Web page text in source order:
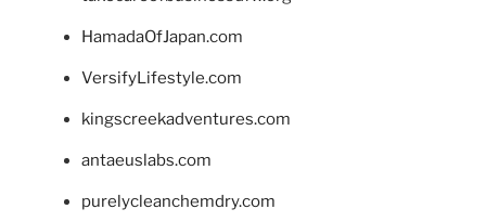
HamadaOfJapan.com
VersifyLifestyle.com
kingscreekadventures.com
antaeuslabs.com
purelycleanchemdry.com